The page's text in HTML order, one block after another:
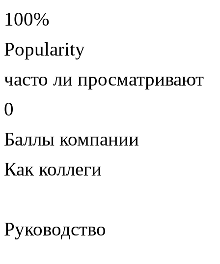
100%
Popularity
часто ли просматривают
0
Баллы компании
Как коллеги
Руководство